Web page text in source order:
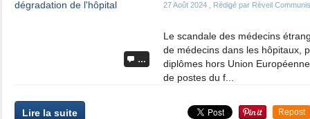
…
27 Août 2024 , Rédigé par Réveil
Le scandale des médecins
de médecins dans les hôpitaux,
diplômes hors Union
de postes du f...
Lire la suite Repost